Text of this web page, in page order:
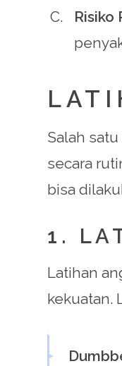
Risiko
Salah
secara
bisa
1.
Latihan
kekuatan.